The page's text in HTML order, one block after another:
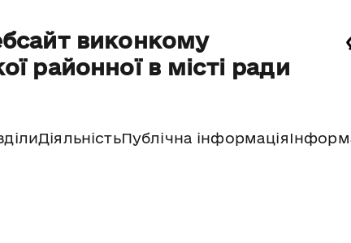
виконкому
районної в місті ради
ДіяльністьПублічна інформація